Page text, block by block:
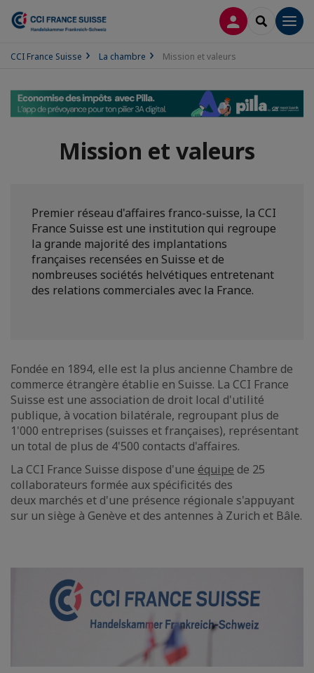
CONNEXION
CCI France Suisse La chambre Mission et valeurs
Mission et valeurs
Premier réseau d'affaires franco-suisse, la CCI
France Suisse est une institution qui regroupe
la grande majorité des implantations
françaises recensées en Suisse et de
nombreuses sociétés helvétiques entretenant
des relations commerciales avec la France.
Fondée en 1894, elle est la plus ancienne Chambre de
commerce étrangère établie en Suisse. La CCI France
Suisse est une association de droit local d'utilité
publique, à vocation bilatérale, regroupant plus de
1'000 entreprises (suisses et françaises), représentant
un total de plus de 4'500 contacts d'affaires.
La CCI France Suisse dispose d'une équipe de 25
collaborateurs formée aux spécificités des
deux marchés et d'une présence régionale s'appuyant
sur un siège à Genève et des antennes à Zurich et Bâle.